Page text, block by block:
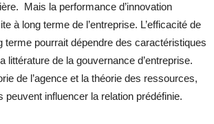
Mais la performance d’innovation
à long terme de l’entreprise. L’efficacité de
terme pourrait dépendre des caractéristiques
littérature de la gouvernance d’entreprise.
de l’agence et la théorie des ressources,
peuvent influencer la relation prédéfinie.